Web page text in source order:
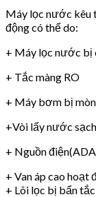
Máy lọc nước kêu
động có thể do:
+ Máy lọc nước bị
+ Tắc màng RO
+ Máy bơm bị mòn
+Vòi lấy nước
+ Nguồn
+ Van áp cao hoạt
+ Lõi lọc bị bẩn tắc